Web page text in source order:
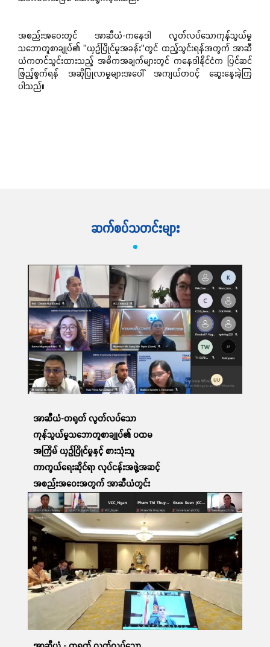
အစည်းအဝေးတွင် အာဆီယံ-ကနေဒါ လွတ်လပ်သောကုန်သွယ်မှု
သဘောတူစာချုပ်၏ "ယှဉ်ပြိုင်မှုအခန်း"တွင် ထည့်သွင်းရန်အတွက် အာဆီ
ယံကတင်သွင်းထားသည့် အဓိကအချက်များတွင် ကနေဒါနိုင်ငံက ပြင်ဆင်
ဖြည့်စွက်ရန် အဆိုပြုလာမှုများအပေါ် အကျယ်တဝင့် ဆွေးနွေးခဲ့ကြ
ပါသည်။
ဆက်စပ်သတင်းများ
အာဆီယံ-တရုတ် လွတ်လပ်သော
ကုန်သွယ်မှုသဘောတူစာချုပ်၏ ပထမ
အကြိမ် ယှဉ်ပြိုင်မှုနှင့် စားသုံးသူ
ကာကွယ်ရေးဆိုင်ရာ လုပ်ငန်းအဖွဲ့အဆင့်
အစည်းအဝေးအတွက် အာဆီယံတွင်း
ညှိနှိုင်းဆွေးနွေးပွဲ တက်ရောက်ခြင်း
03 Apr, 2023
ဆက်လက်ဖတ်ရှု့ရန်
ဆက်လက်ဖတ်ရှု့ရန်